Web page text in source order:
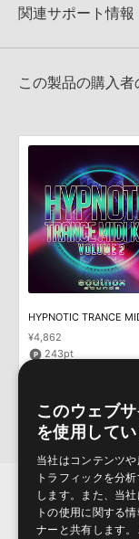
★1
4GBを超えるデータ
きます際には、
いただく必要がご
知らせするメール
ます説明に沿って
サンプルパック製
用意しておりませ
わせなどはテクニカ
デモソングは、製
めのデモンストレ
そのものをお使い
保証するものではあ
ダウンロード製品
しかねます。
MIDI ONE-SHOTS
関連サポート情報
おります。ご覧頂くに
MIDI ONE-SHOTS
この製品の購入
¥4,862
243pt
このウェブ
を使用して
当社はコンテンツや
トラフィックを分
します。また、当
トの使用に関する
ナーと共有します